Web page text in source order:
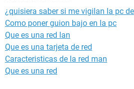
¿quisiera saber si me vigilan la pc
Como poner guion bajo en la pc
Que es una red lan
Que es una tarjeta de red
Caracteristicas de la red man
Que es una red